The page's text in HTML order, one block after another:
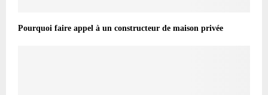
Pourquoi faire appel à un constructeur de maison privée